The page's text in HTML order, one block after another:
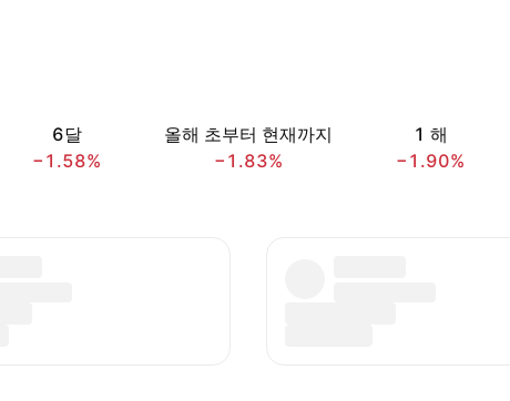
6달
−1.58%
올해 초부터 현재까지
−1.83%
1 해
−1.90%